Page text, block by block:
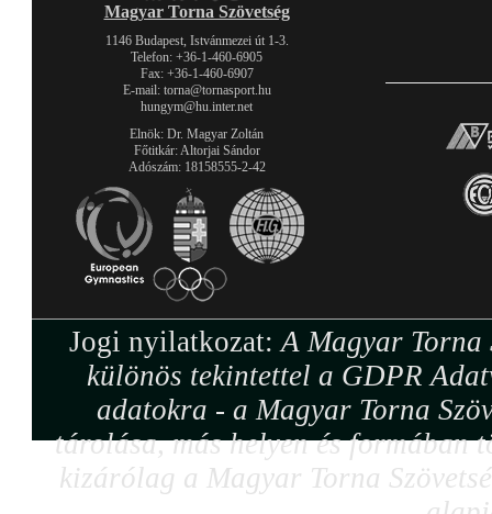
Magyar Torna Szövetség
1146 Budapest, Istvánmezei út 1-3.
Telefon: +36-1-460-6905
Fax: +36-1-460-6907
E-mail: torna@tornasport.hu
hungym@hu.inter.net
Elnök: Dr. Magyar Zoltán
Főtitkár: Altorjai Sándor
Adószám: 18158555-2-42
Jogi nyilatkozat:A Magyar Torna
különös tekintettel a GDPR
adatokra - a Magyar Torna
tárolása, más helyen és formában
kizárólag a Magyar Torna